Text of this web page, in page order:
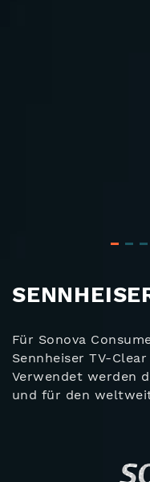
Für Sonova
Sennheiser TV-
Verwendet werden
und für den